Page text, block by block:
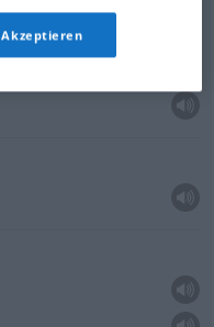
Akzeptieren